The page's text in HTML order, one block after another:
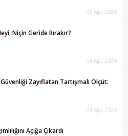
03 Ağu 2026
Niçin Geride Bırakır?
04 Ağu 2026
Zayıflatan Tartışmalı Ölçüt:
04 Ağu 2026
Açığa Çıkardı